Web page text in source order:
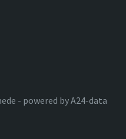
- powered by A24-data